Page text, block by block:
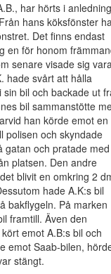
har hörts i anledning
hans köksfönster
Det finns endast
en för honom
senare visade sig
hade svårt att hålla
bil och backade ut
bil sammanstötte
han körde emot en
polisen och skyndade
gatan och pratade med
platsen. Den andre
blivit en omkring 2
hade A.K:s bil
bakflygeln. På marken
framtill. Även den
emot A.B:s bil och
emot Saab-bilen,
stängt.